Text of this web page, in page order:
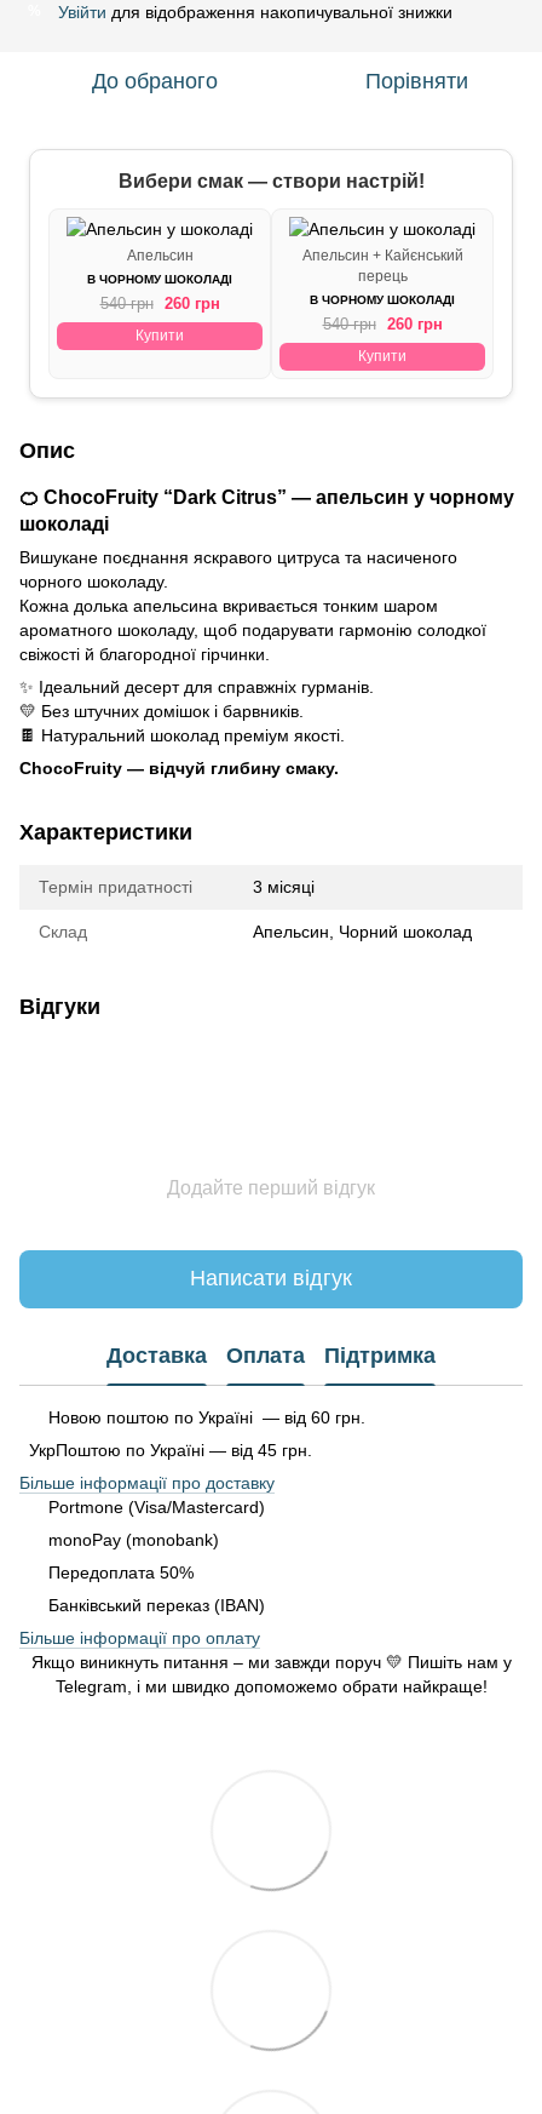
Увійти для відображення накопичувальної знижки
До обраного Порівняти
Вибери смак — створи настрій!
Апельсин
В ЧОРНОМУ ШОКОЛАДІ
540 грн 260 грн
Купити
Апельсин + Кайєнський
перець
В ЧОРНОМУ ШОКОЛАДІ
540 грн 260 грн
Купити
Опис
🍊 ChocoFruity “Dark Citrus” — апельсин у чорному
шоколаді
Вишукане поєднання яскравого цитруса та насиченого
чорного шоколаду.
Кожна долька апельсина вкривається тонким шаром
ароматного шоколаду, щоб подарувати гармонію солодкої
свіжості й благородної гірчинки.
✨ Ідеальний десерт для справжніх гурманів.
💛 Без штучних домішок і барвників.
🍫 Натуральний шоколад преміум якості.
ChocoFruity — відчуй глибину смаку.
Характеристики
Термін придатності 3 місяці
Склад Апельсин, Чорний шоколад
Відгуки
Додайте перший відгук
Написати відгук
Доставка Оплата Підтримка
Новою поштою по Україні — від 60 грн.
УкрПоштою по Україні — від 45 грн.
Більше інформації про доставку
Portmone (Visa/Mastercard)
monoPay (monobank)
Передоплата 50%
Банківський переказ (IBAN)
Більше інформації про оплату
Якщо виникнуть питання – ми завжди поруч 💛 Пишіть нам у
Telegram, і ми швидко допоможемо обрати найкраще!